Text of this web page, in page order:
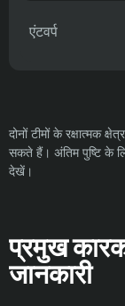
एंटवर्प
दोनों टीमों के रक्षात्मक
सकते हैं। अंतिम पुष्टि के
देखें।
प्रमुख
जानकारी